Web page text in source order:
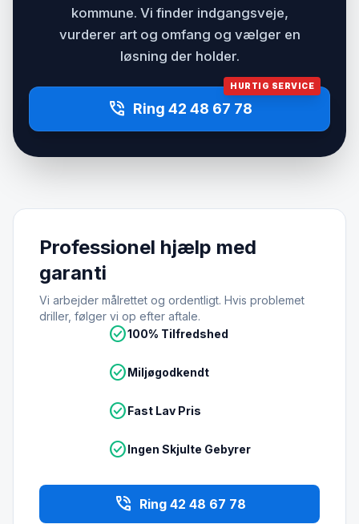
kommune. Vi finder indgangsveje,
vurderer art og omfang og vælger en
løsning der holder.
HURTIG SERVICE
phone_in_talk Ring 42 48 67 78
Professionel hjælp med
garanti
Vi arbejder målrettet og ordentligt. Hvis problemet
driller, følger vi op efter aftale.
check_circle100% Tilfredshed
check_circleMiljøgodkendt
check_circleFast Lav Pris
check_circleIngen Skjulte Gebyrer
phone_in_talk Ring 42 48 67 78